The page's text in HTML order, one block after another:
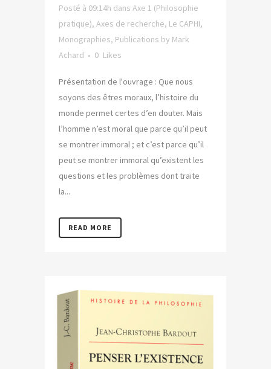
Posté à 09:14h dans Axe 1 (Philosophie
pratique), Axes de recherche, Le CAPHI,
Monographies, Publications by Mark
Achard
0 Likes
Présentation de l'ouvrage : Que nous
soyons des êtres moraux, l’histoire du
monde permet certes d’en douter. Mais
l’homme n’est moral que parce qu’il peut
se montrer immoral ; et c’est parce qu’il
peut se montrer immoral qu’existent les
questions et les problèmes dont traite
la...
READ MORE